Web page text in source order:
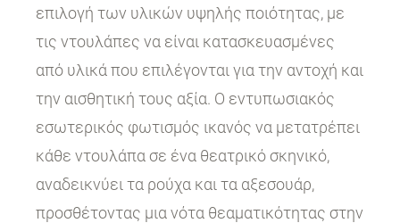
επιλογή των υλικών υψηλής ποιότητας, με
τις ντουλάπες να είναι κατασκευασμένες
από υλικά που επιλέγονται για την αντοχή και
την αισθητική τους αξία. Ο εντυπωσιακός
εσωτερικός φωτισμός ικανός να μετατρέπει
κάθε ντουλάπα σε ένα θεατρικό σκηνικό,
αναδεικνύει τα ρούχα και τα αξεσουάρ,
προσθέτοντας μια νότα θεαματικότητας στην